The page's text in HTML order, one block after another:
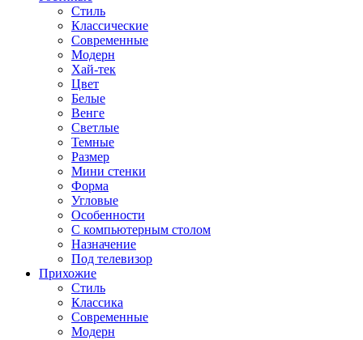
Стиль
Классические
Современные
Модерн
Хай-тек
Цвет
Белые
Венге
Светлые
Темные
Размер
Мини стенки
Форма
Угловые
Особенности
С компьютерным столом
Назначение
Под телевизор
Прихожие
Стиль
Классика
Современные
Модерн